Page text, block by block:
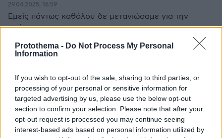
Protothema - Do Not Process My Personal
Information
If you wish to opt-out of the sale, sharing to third parties, or
processing of your personal or sensitive information for
targeted advertising by us, please use the below opt-out
section to confirm your selection. Please note that after your
opt-out request is processed you may continue seeing
interest-based ads based on personal information utilized by
29.04.2025, 16:59
Εμείς πάντως καθόλου δε μετανιώσαμε για την
απόφαση σου.
ΑΠΑΝΤΗΣΗ
Δοξιάδη! Αυτή η ευθιξία θα σας φάει!
29.04.2025, 16:55
Δεν είχες κανένα λόγο να παραιτηθείς! Όπως και ο
άλλος ο Καραμανλής (όχι ο σουβλακοφάγος, καλό